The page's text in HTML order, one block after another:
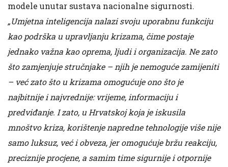
modele unutar sustava nacionalne sigurnosti.
„Umjetna inteligencija nalazi svoju uporabnu funkciju
kao podrška u upravljanju krizama, čime postaje
jednako važna kao oprema, ljudi i organizacija. Ne zato
što zamjenjuje stručnjake – njih je nemoguće zamijeniti
– već zato što u krizama omogućuje ono što je
najbitnije i najvrednije: vrijeme, informaciju i
predviđanje. I zato, u Hrvatskoj koja je iskusila
mnoštvo kriza, korištenje napredne tehnologije više nije
samo luksuz, već i obveza, jer omogućuje bržu reakciju,
preciznije procjene, a samim time sigurnije i otpornije